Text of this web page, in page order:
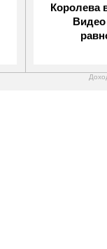
Королева
Видео